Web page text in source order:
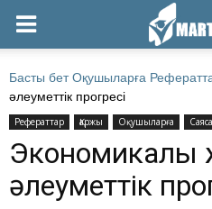
Басты бет Оқушыларға
әлеуметтік прогресі
Рефераттар Қаржы Оқушыларға
Экономикалық
әлеуметтік